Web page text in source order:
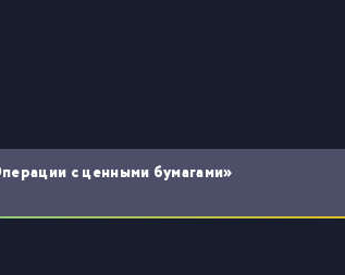
с ценными бумагами»